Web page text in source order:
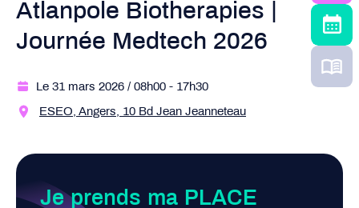
Atlanpole Biotherapies |
Journée Medtech 2026
Le 31 mars 2026 / 08h00 - 17h30
ESEO, Angers, 10 Bd Jean Jeanneteau
Je prends ma PLACE